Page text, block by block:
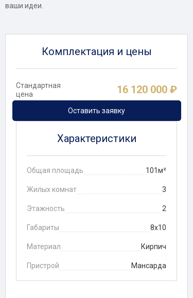
ваши идеи.
Комплектация и цены
Стандартная
цена
16 120 000 ₽
Оставить заявку
Характеристики
Общая площадь 101м²
Жилых комнат 3
Этажность 2
Габариты 8х10
Материал Кирпич
Пристрой Мансарда